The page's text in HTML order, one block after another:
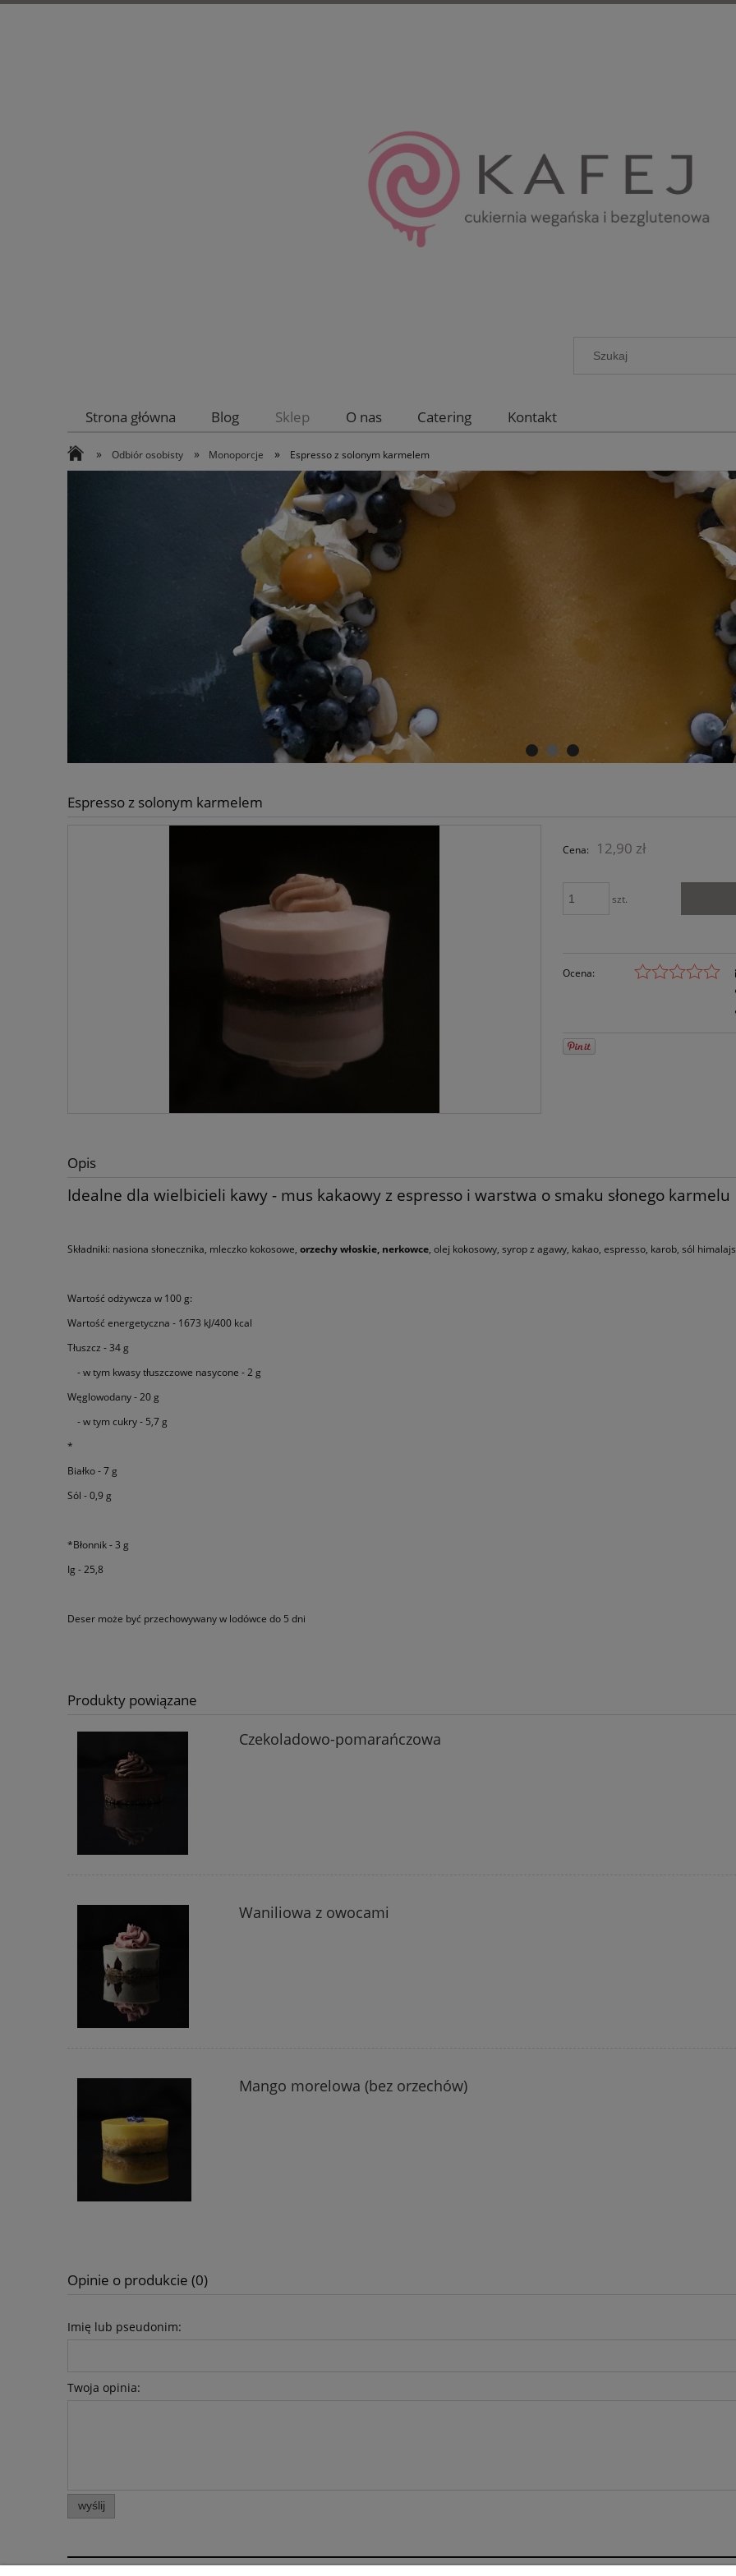
Strona główna Blog Sklep O nas Catering Kontakt
» Odbiór osobisty » Monoporcje » Espresso z solonym karmelem
Espresso z solonym karmelem
Cena: 12,90 zł
szt.
Ocena:
Opis
Idealne dla wielbicieli kawy - mus kakaowy z espresso i warstwa o smaku słonego karmelu
Składniki: nasiona słonecznika, mleczko kokosowe, orzechy włoskie, nerkowce, olej kokosowy, syrop z agawy, kakao, espresso, karob, sól
Wartość odżywcza w 100 g:
Wartość energetyczna - 1673 kJ/400 kcal
Tłuszcz - 34 g
- w tym kwasy tłuszczowe nasycone - 2 g
Węglowodany - 20 g
- w tym cukry - 5,7 g
*
Białko - 7 g
Sól - 0,9 g
*Błonnik - 3 g
Ig - 25,8
Deser może być przechowywany w lodówce do 5 dni
Produkty powiązane
Czekoladowo-pomarańczowa
Waniliowa z owocami
Mango morelowa (bez orzechów)
Opinie o produkcie (0)
Imię lub pseudonim:
Twoja opinia:
wyślij